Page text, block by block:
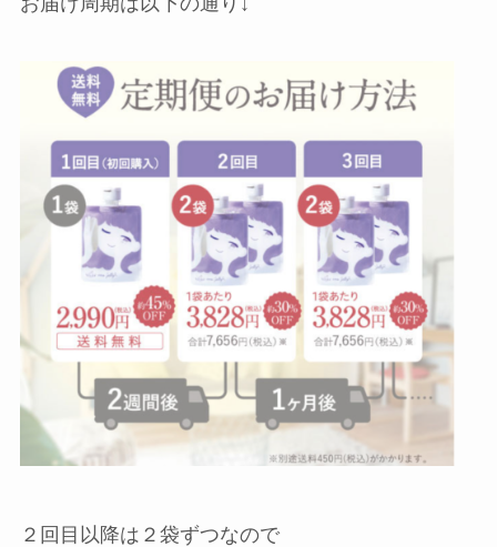
２回目以降は２袋ずつなので